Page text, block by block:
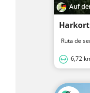
Auf
Ruta de
6,72